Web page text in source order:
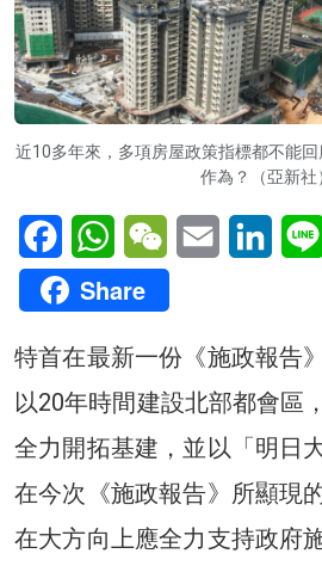
近10多年來，多項房屋政策指標都不能
作為？（亞新社
FacebookWhatsAppWeChatEmail
Share
特首在最新一份《施政報告
以20年時間建設北部都會區
全力開拓基建，並以「明日
在今次《施政報告》所顯現
在大方向上應全力支持政府